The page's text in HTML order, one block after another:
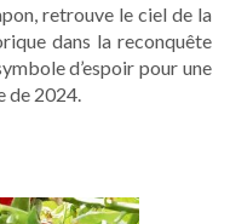
retrouve le ciel de la
dans la reconquête
d’espoir pour une
de 2024.